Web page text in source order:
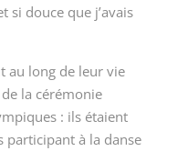
si douce que j’avais
au long de leur vie
la cérémonie
: ils étaient
participant à la danse